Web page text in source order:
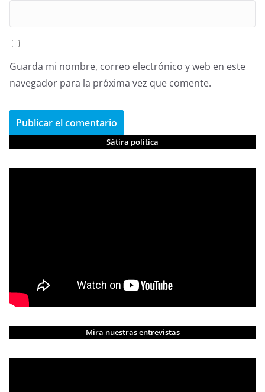
Guarda mi nombre, correo electrónico y web en este
navegador para la próxima vez que comente.
Sátira política
Mira nuestras entrevistas